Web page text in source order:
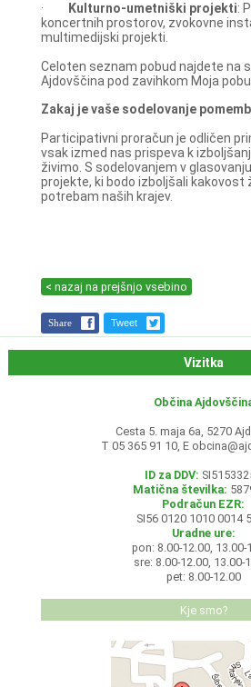
·
Kulturno-umetniški projekti:
koncertnih prostorov, zvokovne
multimedijski projekti.
Celoten seznam pobud najdete na
Ajdovščina pod zavihkom Moja
Zakaj je vaše sodelovanje
Participativni proračun je odličen
vsak izmed nas prispeva k
živimo. S sodelovanjem v
projekte, ki bodo izboljšali kakovost
potrebam naših krajev.
< nazaj na prejšnjo vsebino
Share Tweet
Vizitka
Občina
Cesta 5. maja 6a, 5270
T 05 365 91 10, E
ID za DDV:
Matična številka:
Podračun EZR:
SI56 0120 1010 0014
Uradne ure:
pon: 8.00-12.00, 13.00-
sre: 8.00-12.00, 13.00-
pet: 8.00-12.00
Kje smo?